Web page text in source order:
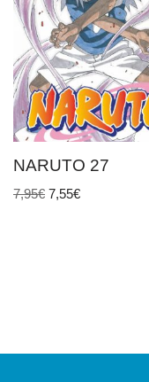
NARUTO 27
7,95€ 7,55€